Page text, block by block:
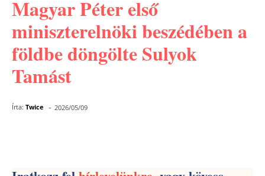
Magyar Péter első
miniszterelnöki beszédében a
földbe döngölte Sulyok
Tamást
Írta: Twice - 2026/05/09